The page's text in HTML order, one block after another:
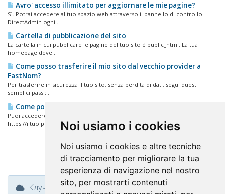
Noi usiamo i cookies
Noi usiamo i cookies e altre tecniche
di tracciamento per migliorare la tua
esperienza di navigazione nel nostro
sito, per mostrarti contenuti
Avro' accesso illimitato per aggiornare le mie pagine?
Sì. Potrai accedere al tuo spazio web attraverso il pannello di controllo
DirectAdmin ogni...
Cartella di pubblicazione del sito
La cartella in cui pubblicare le pagine del tuo sito è public_html. La tua
homepage deve...
Come posso trasferire il mio sito dal vecchio provider a
FastNom?
Per trasferire in sicurezza il tuo sito, senza perdita di dati, segui questi
semplici passi:...
Come posso accedere al mio pannello di controllo?
Puoi accedere al tuo pannello di controllo DirectAdmin nei seguenti modi:
https://iltuoip:2087...
Клучни тагови